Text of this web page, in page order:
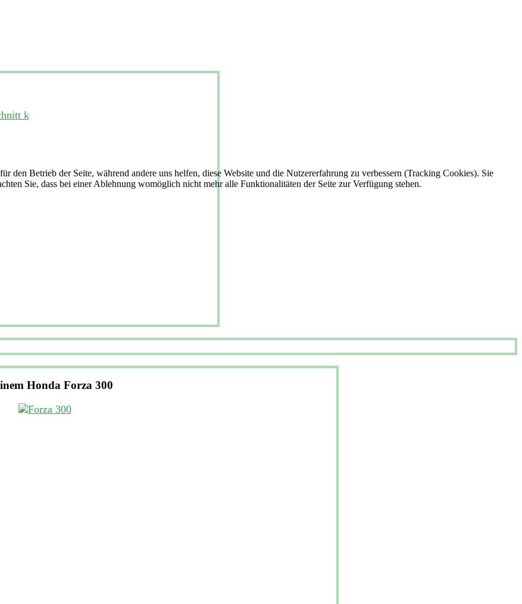
Honda Forza 300
den Betrieb der Seite, während andere uns helfen, diese Website und die Nutzererfahrung zu verbessern (Tracking Cookies). Sie
Sie, dass bei einer Ablehnung womöglich nicht mehr alle Funktionalitäten der Seite zur Verfügung stehen.